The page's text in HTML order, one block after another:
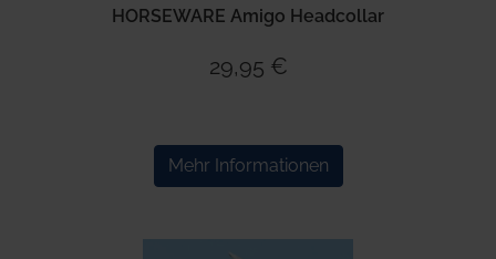
HORSEWARE Amigo Headcollar
29,95 €
Mehr Informationen